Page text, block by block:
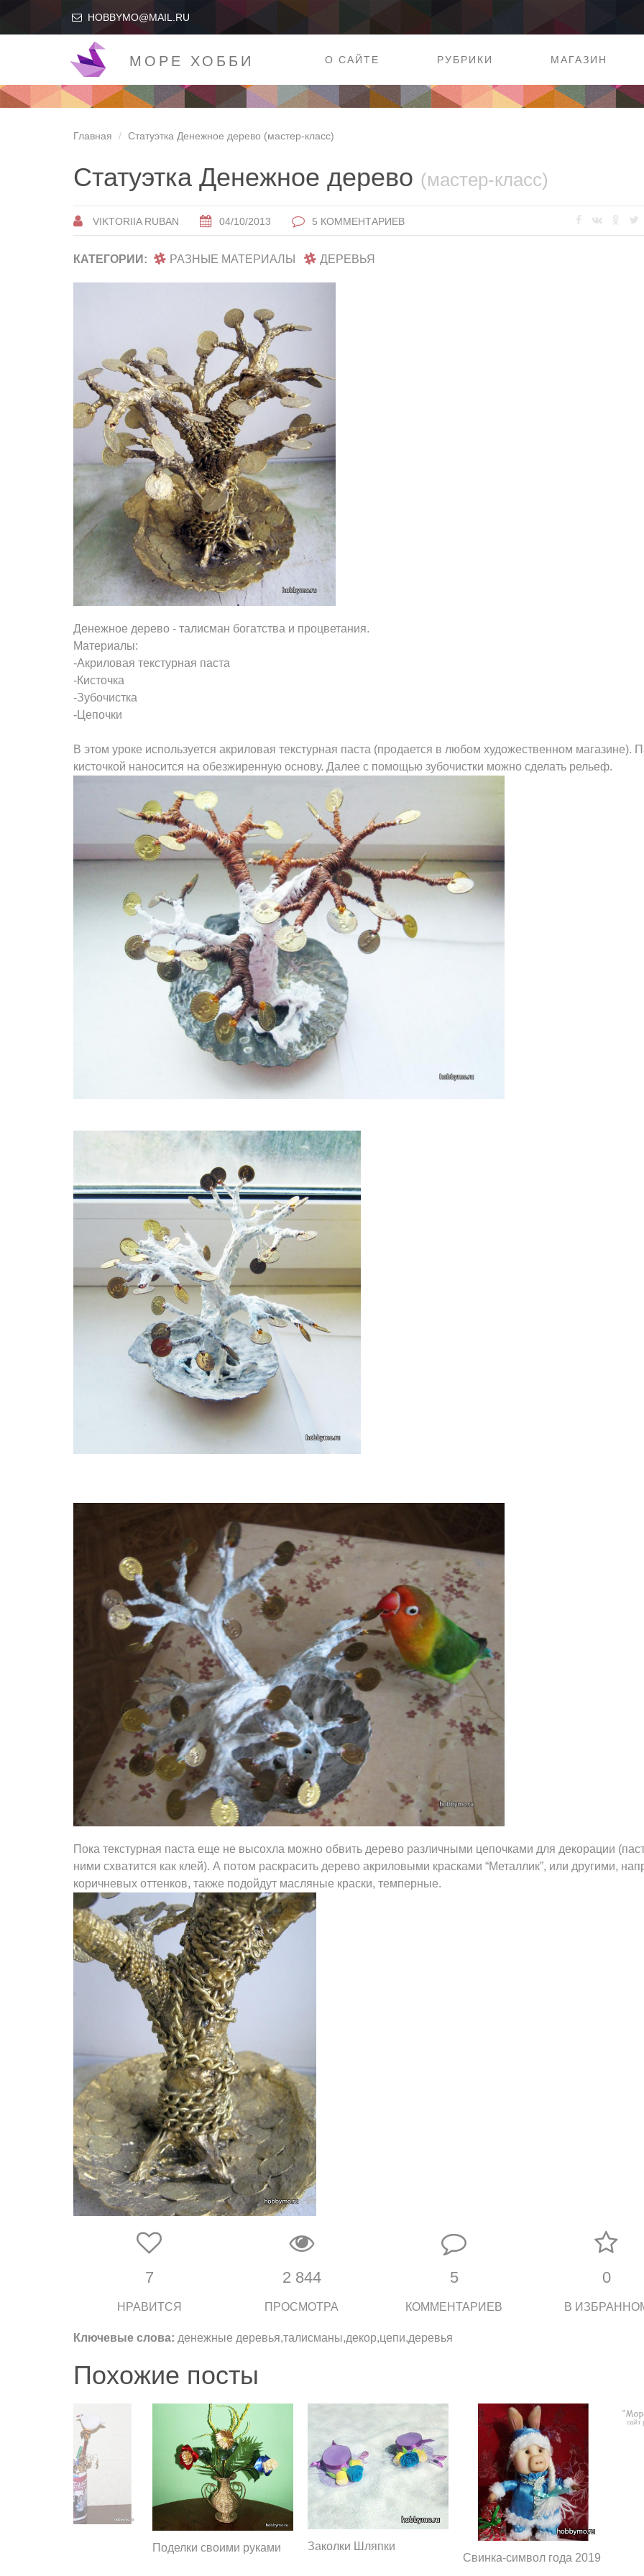
HOBBYMO@MAIL.RU
МОРЕ ХОББИ О САЙТЕ РУБРИКИ МАГАЗИН
Главная Статуэтка Денежное дерево (мастер-класс)
Статуэтка Денежное дерево (мастер-класс)
VIKTORIIA RUBAN 04/10/2013 5 КОММЕНТАРИЕВ
КАТЕГОРИИ: РАЗНЫЕ МАТЕРИАЛЫ ДЕРЕВЬЯ
Денежное дерево - талисман богатства и процветания.
Материалы:
-Акриловая текстурная паста
-Кисточка
-Зубочистка
-Цепочки
В этом уроке используется акриловая текстурная паста (продается в любом художественном магазине).
кисточкой наносится на обезжиренную основу. Далее с помощью зубочистки можно сделать рельеф.
Пока текстурная паста еще не высохла можно обвить дерево различными цепочками для декорации
ними схватится как клей). А потом раскрасить дерево акриловыми красками “Металлик”, или другими,
коричневых оттенков, также подойдут масляные краски, темперные.
7
НРАВИТСЯ
2 844
ПРОСМОТРА
5
КОММЕНТАРИЕВ
0
В
Ключевые слова: денежные деревья,талисманы,декор,цепи,деревья
Похожие посты
Поделки своими руками
Заколки Шляпки
Свинка-символ года 2019